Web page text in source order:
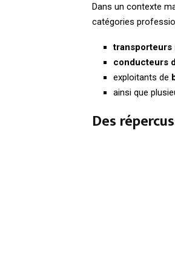
Dans un contexte
catégories
transporteurs
conducteurs
exploitants de
ainsi que
Des